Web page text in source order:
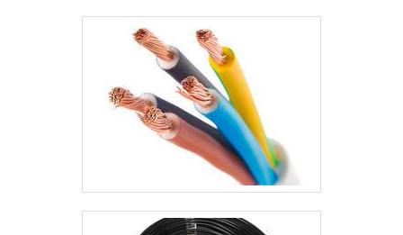
Transformadores é uma empresa que tem feito a diferença
no mercado pela idoneidade em tudo que faz onde garante
o sucesso dos clientes de ponta a ponta.